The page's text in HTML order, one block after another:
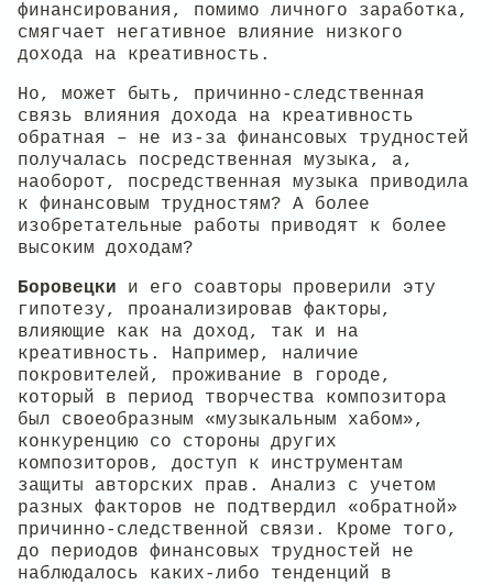
финансирования, помимо личного заработка,
смягчает негативное влияние низкого
дохода на креативность.
Но, может быть, причинно-следственная
связь влияния дохода на креативность
обратная – не из-за финансовых трудностей
получалась посредственная музыка, а,
наоборот, посредственная музыка приводила
к финансовым трудностям? А более
изобретательные работы приводят к более
высоким доходам?
Боровецки и его соавторы проверили эту
гипотезу, проанализировав факторы,
влияющие как на доход, так и на
креативность. Например, наличие
покровителей, проживание в городе,
который в период творчества композитора
был своеобразным «музыкальным хабом»,
конкуренцию со стороны других
композиторов, доступ к инструментам
защиты авторских прав. Анализ с учетом
разных факторов не подтвердил «обратной»
причинно-следственной связи. Кроме того,
до периодов финансовых трудностей не
наблюдалось каких-либо тенденций в